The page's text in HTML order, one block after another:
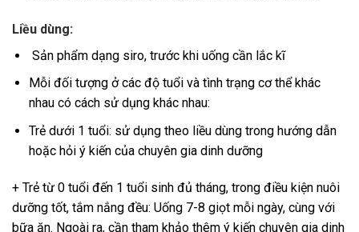
Liều dùng:
Sản phẩm dạng siro, trước khi uống cần lắc kĩ
Mỗi đối tượng ở các độ tuổi và tình trạng cơ thể khác
nhau có cách sử dụng khác nhau:
Trẻ dưới 1 tuổi: sử dụng theo liều dùng trong hướng dẫn
hoặc hỏi ý kiến của chuyên gia dinh dưỡng
+ Trẻ từ 0 tuổi đến 1 tuổi sinh đủ tháng, trong điều kiện nuôi
dưỡng tốt, tắm nắng đều: Uống 7-8 giọt mỗi ngày, cùng với
bữa ăn. Ngoài ra, cần tham khảo thêm ý kiến chuyên gia dinh